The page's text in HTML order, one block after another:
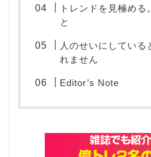
トレンドを見極める
と
人のせいにしている
れません
Editor’s Note